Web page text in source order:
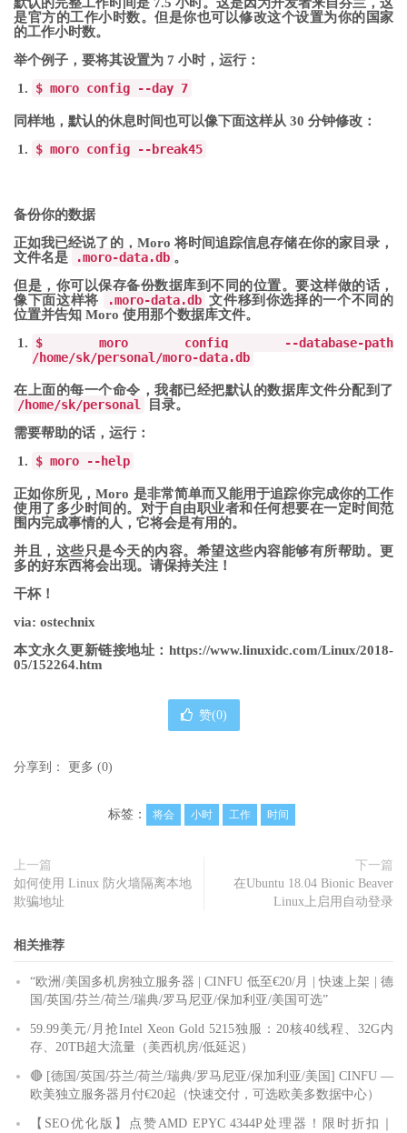
默认的完整工作时间是 7.5 小时。这是因为开发者来自芬兰，这
是官方的工作小时数。但是你也可以修改这个设置为你的国家
的工作小时数。
举个例子，要将其设置为 7 小时，运行：
$ moro config
--day 7
同样地，默认的休息时间也可以像下面这样从 30 分钟修改：
$ moro config
-- break45
备份你的数据
正如我已经说了的，Moro 将时间追踪信息存储在你的家目录，
文件名是
.moro-data.db 。
但是，你可以保存备份数据库到不同的位置。要这样做的话，
像下面这样将
.moro-data.db 文件移到你选择的一个不同的
位置并告知 Moro 使用那个数据库文件。
$ moro config
--database-path
/home/sk/personal/moro-data.db
在上面的每一个命令，我都已经把默认的数据库文件分配到了
/home/sk/personal
目录。
需要帮助的话，运行：
$ moro
-- help
正如你所见，Moro 是非常简单而又能用于追踪你完成你的工作
使用了多少时间的。对于自由职业者和任何想要在一定时间范
围内完成事情的人，它将会是有用的。
并且，这些只是今天的内容。希望这些内容能够有所帮助。更
多的好东西将会出现。请保持关注！
干杯！
via: ostechnix
本文永久更新链接地址 ：https://www.linuxidc.com/Linux/2018-
05/152264.htm
赞(0)
分享到： 更多 (0)
标签： 将会 小时 工作 时间
上一篇
如何使用 Linux 防火墙隔离本地
欺骗地址
下一篇
在Ubuntu 18.04 Bionic Beaver
Linux上启用自动登录
相关推荐
“欧洲/美国多机房独立服务器 | CINFU 低至€20/月 | 快速上架 | 德
国/英国/芬兰/荷兰/瑞典/罗马尼亚/保加利亚/美国可选”
59.99美元/月抢Intel Xeon Gold 5215独服：20核40线程、32G内
存、20TB超大流量（美西机房/低延迟）
🔴 [德国/英国/芬兰/荷兰/瑞典/罗马尼亚/保加利亚/美国] CINFU —
欧美独立服务器月付€20起（快速交付，可选欧美多数据中心）
【SEO优化版】点赞AMD EPYC 4344P处理器！限时折扣｜